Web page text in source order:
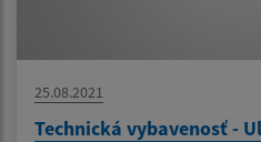
25.08.2021
Technická vybavenosť -